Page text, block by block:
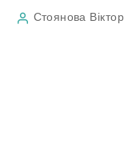
Стоянова